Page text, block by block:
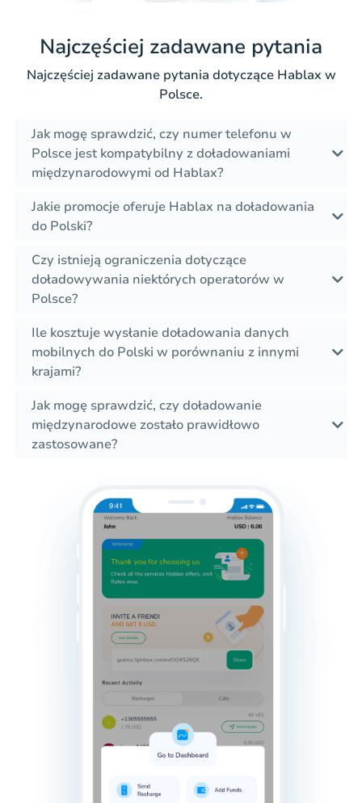
Najczęściej zadawane pytania
Najczęściej zadawane pytania dotyczące Hablax w
Polsce.
Jak mogę sprawdzić, czy numer telefonu w
Polsce jest kompatybilny z doładowaniami
międzynarodowymi od Hablax?
Jakie promocje oferuje Hablax na doładowania
do Polski?
Czy istnieją ograniczenia dotyczące
doładowywania niektórych operatorów w
Polsce?
Ile kosztuje wysłanie doładowania danych
mobilnych do Polski w porównaniu z innymi
krajami?
Jak mogę sprawdzić, czy doładowanie
międzynarodowe zostało prawidłowo
zastosowane?